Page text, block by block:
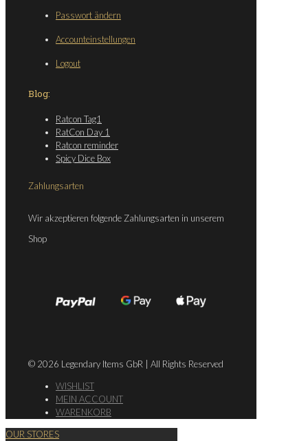
Passwort ändern
Accounteinstellungen
Logout
Blog:
Ratcon Tag1
RatCon Day 1
Ratcon reminder
Spicy Dice Box
Zahlungsarten
Wir akzeptieren folgende Zahlungsarten in unserem
Shop
© 2026 Legendary Items GbR | All Rights Reserved
WISHLIST
MEIN ACCOUNT
WARENKORB
OUR STORES